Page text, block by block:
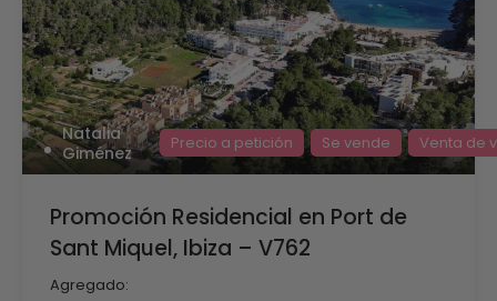
Natalia
Giménez
Precio a petición Se vende Venta de
Promoción Residencial en Port de
Sant Miquel, Ibiza – V762
Agregado: